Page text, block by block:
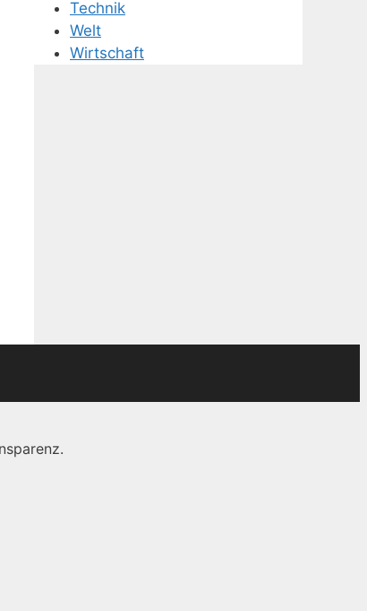
Technik
Welt
Wirtschaft